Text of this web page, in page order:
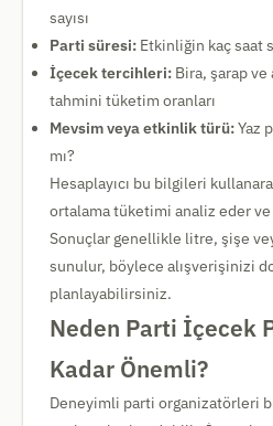
sayısı
Parti süresi: Etkinliğin kaç saat
İçecek tercihleri: Bira, şarap
tahmini tüketim oranları
Mevsim veya etkinlik türü:Yaz
mı?
Hesaplayıcı bu bilgileri
ortalama tüketimi analiz eder
Sonuçlar genellikle litre, şişe
sunulur, böylece alışverişinizi
planlayabilirsiniz.
Neden Parti İçecek
Kadar Önemli?
Deneyimli parti organizatörleri